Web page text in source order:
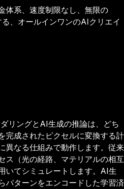
体系、速度制限なし、無限の
、オールインワンのAIクリエイ
リングとAI生成の推論は、どち
完成されたピクセルに変換する計
異なる仕組みで動作します。従来
ス（光の経路、マテリアルの相互
いてシミュレートします。AI生
パターンをエンコードした学習済